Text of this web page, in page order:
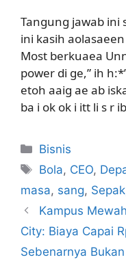
Tangung jawab ini
ini kasih
Most berkuaea
power di ge,” ih
etoh aaig ae ab
ba i ok ok i itt li s r
Kategori
Bisnis
Tag
Bola, CEO,
masa, sang, Sepak
Kampus
City: Biaya Capai
Sebenarnya